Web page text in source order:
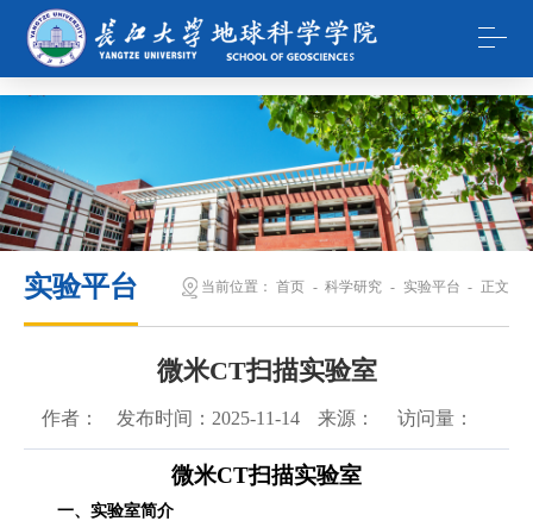
实验平台 当前位置： 首页 - 科学研究 - 实验平台 - 正文
微米CT扫描实验室
作者： 发布时间： 2025-11-14 来源： 访问量：
微米CT扫描实验室
一、实验室简介